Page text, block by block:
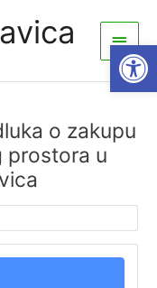
Main
Menu
o zakupu
prostora u